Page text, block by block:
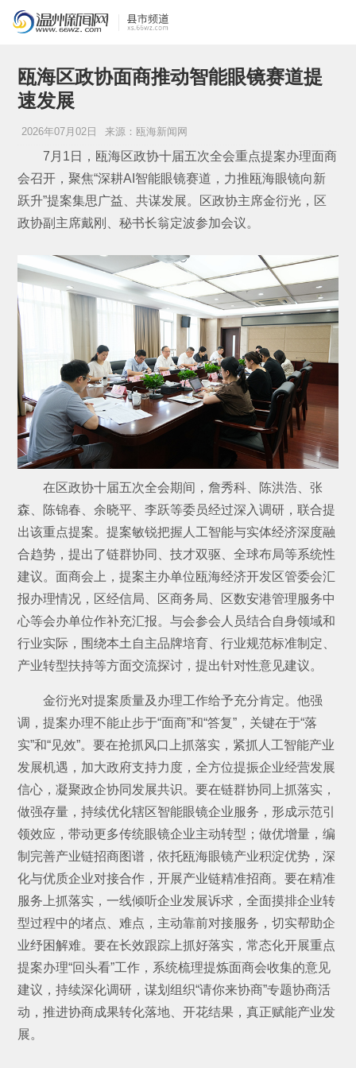
瓯海区政协面商推动智能眼镜赛道提
速发展
2026年07月02日 来源：瓯海新闻网
7月1日，瓯海区政协十届五次全会重点提案办理面商
会召开，聚焦“深耕AI智能眼镜赛道，力推瓯海眼镜向新
跃升”提案集思广益、共谋发展。区政协主席金衍光，区
政协副主席戴刚、秘书长翁定波参加会议。
在区政协十届五次全会期间，詹秀科、陈洪浩、张
森、陈锦春、余晓平、李跃等委员经过深入调研，联合提
出该重点提案。提案敏锐把握人工智能与实体经济深度融
合趋势，提出了链群协同、技才双驱、全球布局等系统性
建议。面商会上，提案主办单位瓯海经济开发区管委会汇
报办理情况，区经信局、区商务局、区数安港管理服务中
心等会办单位作补充汇报。与会参会人员结合自身领域和
行业实际，围绕本土自主品牌培育、行业规范标准制定、
产业转型扶持等方面交流探讨，提出针对性意见建议。
金衍光对提案质量及办理工作给予充分肯定。他强
调，提案办理不能止步于“面商”和“答复”，关键在于“落
实”和“见效”。要在抢抓风口上抓落实，紧抓人工智能产业
发展机遇，加大政府支持力度，全方位提振企业经营发展
信心，凝聚政企协同发展共识。要在链群协同上抓落实，
做强存量，持续优化辖区智能眼镜企业服务，形成示范引
领效应，带动更多传统眼镜企业主动转型；做优增量，编
制完善产业链招商图谱，依托瓯海眼镜产业积淀优势，深
化与优质企业对接合作，开展产业链精准招商。要在精准
服务上抓落实，一线倾听企业发展诉求，全面摸排企业转
型过程中的堵点、难点，主动靠前对接服务，切实帮助企
业纾困解难。要在长效跟踪上抓好落实，常态化开展重点
提案办理“回头看”工作，系统梳理提炼面商会收集的意见
建议，持续深化调研，谋划组织“请你来协商”专题协商活
动，推进协商成果转化落地、开花结果，真正赋能产业发
展。